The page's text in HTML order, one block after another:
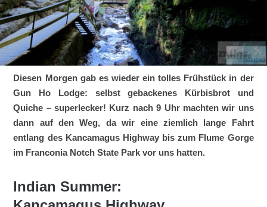
Diesen Morgen gab es wieder ein tolles Frühstück in der
Gun Ho Lodge: selbst gebackenes Kürbisbrot und
Quiche – superlecker! Kurz nach 9 Uhr machten wir uns
dann auf den Weg, da wir eine ziemlich lange Fahrt
entlang des Kancamagus Highway bis zum Flume Gorge
im Franconia Notch State Park vor uns hatten.
Indian Summer: